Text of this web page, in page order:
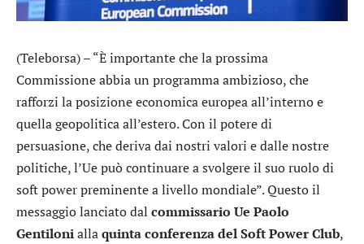
(Teleborsa) – “È importante che la prossima
Commissione abbia un programma ambizioso, che
rafforzi la posizione economica europea all’interno e
quella geopolitica all’estero. Con il potere di
persuasione, che deriva dai nostri valori e dalle nostre
politiche, l’Ue può continuare a svolgere il suo ruolo di
soft power preminente a livello mondiale”. Questo il
messaggio lanciato dal commissario Ue Paolo
Gentiloniallaquinta conferenza del Soft Power Club,